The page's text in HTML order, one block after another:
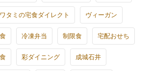
ワタミの宅食ダイレクト ヴィーガン
冷凍弁当 制限食 宅配おせち
彩ダイニング 成城石井